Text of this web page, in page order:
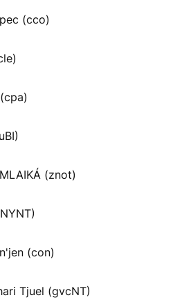
(cco)
(znot)
(con)
Tjuel (gvcNT)